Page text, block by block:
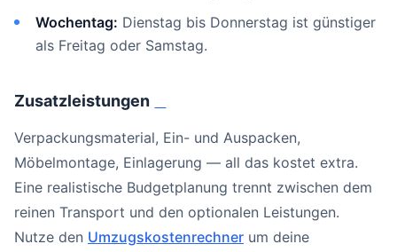
Wochentag: Dienstag bis Donnerstag ist günstiger
als Freitag oder Samstag.
Zusatzleistungen
Verpackungsmaterial, Ein- und Auspacken,
Möbelmontage, Einlagerung — all das kostet extra.
Eine realistische Budgetplanung trennt zwischen dem
reinen Transport und den optionalen Leistungen.
Nutze den Umzugskostenrechner um deine